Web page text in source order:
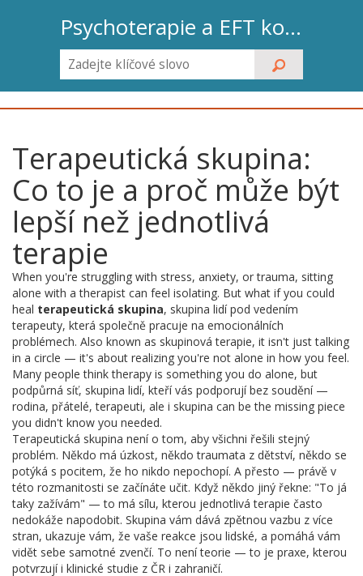
Psychoterapie a EFT koučink
Terapeutická skupina:
Co to je a proč může být
lepší než jednotlivá
terapie
When you're struggling with stress, anxiety, or trauma, sitting
alone with a therapist can feel isolating. But what if you could
heal terapeutická skupina, skupina lidí pod vedením
terapeuty, která společně pracuje na emocionálních
problémech. Also known as skupinová terapie, it isn't just talking
in a circle — it's about realizing you're not alone in how you feel.
Many people think therapy is something you do alone, but
podpůrná síť, skupina lidí, kteří vás podporují bez soudění —
rodina, přátelé, terapeuti, ale i skupina can be the missing piece
you didn't know you needed.
Terapeutická skupina není o tom, aby všichni řešili stejný
problém. Někdo má úzkost, někdo traumata z dětství, někdo se
potýká s pocitem, že ho nikdo nepochopí. A přesto — právě v
této rozmanitosti se začínáte učit. Když někdo jiný řekne: "To já
taky zažívám" — to má sílu, kterou jednotlivá terapie často
nedokáže napodobit. Skupina vám dává zpětnou vazbu z více
stran, ukazuje vám, že vaše reakce jsou lidské, a pomáhá vám
vidět sebe samotné zvenčí. To není teorie — to je praxe, kterou
potvrzují i klinické studie z ČR i zahraničí.